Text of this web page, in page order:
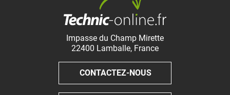
Impasse du Champ Mirette
22400 Lamballe, France
CONTACTEZ-NOUS